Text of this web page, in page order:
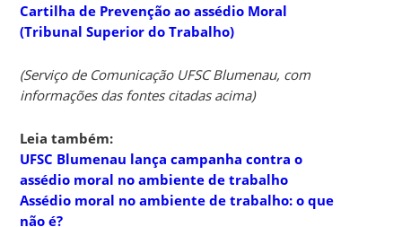
Cartilha de Prevenção ao assédio Moral
(Tribunal Superior do Trabalho)
(Serviço de Comunicação UFSC Blumenau, com
informações das fontes citadas acima)
Leia também:
UFSC Blumenau lança campanha contra o
assédio moral no ambiente de trabalho
Assédio moral no ambiente de trabalho: o que
não é?